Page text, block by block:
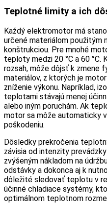
Teplotné limity a ich
Každý elektromotor má
určené materiálom použitým
konštrukciou. Pre mnohé
teploty medzi 20 °C a 60
rozsah, môže dôjsť k zmene
materiálov, z ktorých je
zníženie výkonu. Napríklad,
teplotami stávajú menej
alebo iným poruchám. Ak
motor sa môže automaticky
poškodeniu.
Dôsledky prekročenia
závisia od intenzity
zvýšeným nákladom na
odstávky a dokonca aj k
dôležité sledovať teplotu v
účinné chladiace systémy,
optimálnom teplotnom